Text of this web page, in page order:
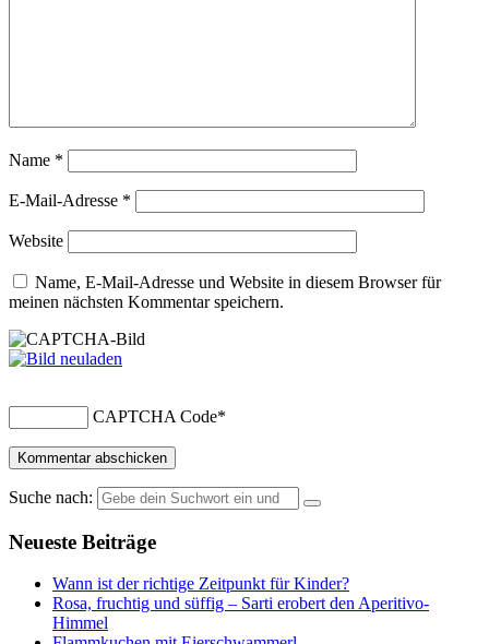
Name *
E-Mail-Adresse *
Website
Name, E-Mail-Adresse und Website in diesem Browser für
meinen nächsten Kommentar speichern.
CAPTCHA Code*
Suche nach:
Neueste Beiträge
Wann ist der richtige Zeitpunkt für Kinder?
Rosa, fruchtig und süffig – Sarti erobert den Aperitivo-
Himmel